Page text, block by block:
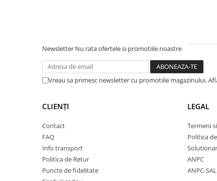
Newsletter Nu rata ofertele si promotiile noastre
Vreau sa primesc newsletter cu promotiile magazinului.
CLIENȚI
Contact
FAQ
Info transport
Politica de Retur
Puncte de fidelitate
LEGAL
Termeni
Politica
ANPC
ANPC-SAL